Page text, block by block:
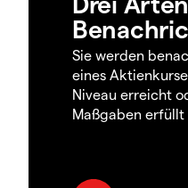
Sie werden
eines
Niveau erreicht
Maßgaben erfüllt